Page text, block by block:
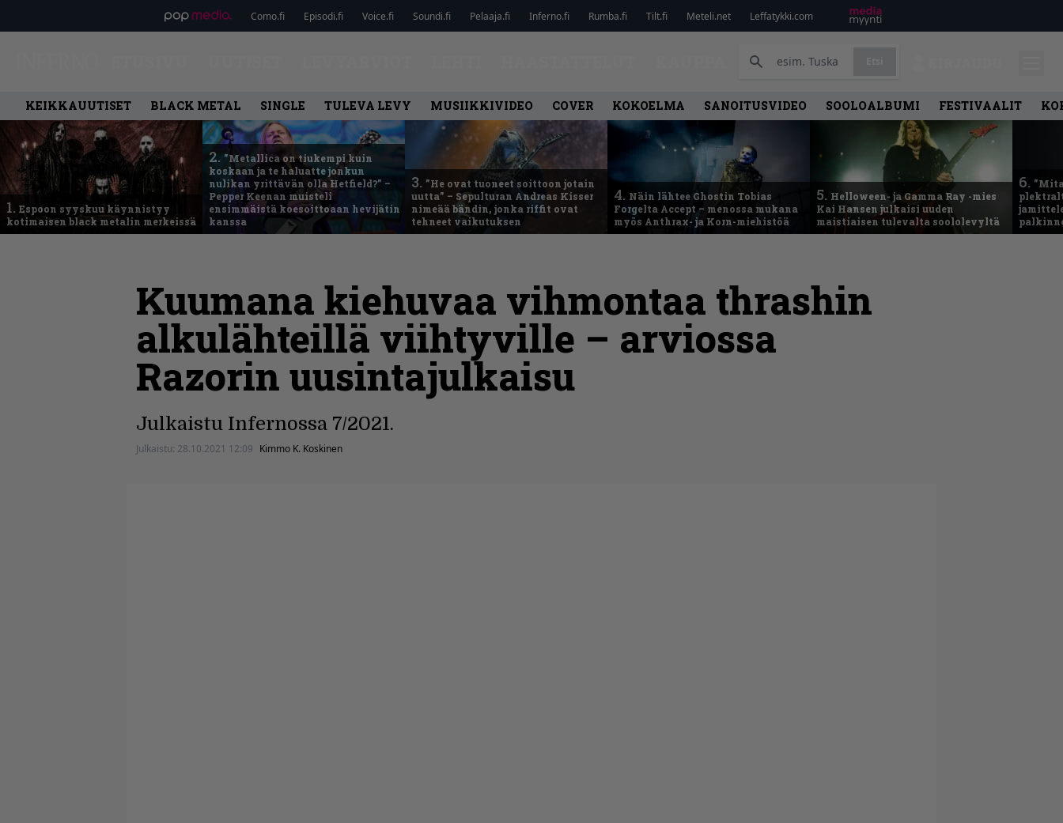
Como.fi Episodi.fi Voice.fi Soundi.fi Pelaaja.fi Inferno.fi Rumba.fi Tilt.fi Meteli.net Leffatykki.com
KEIKKAUUTISET BLACK METAL SINGLE TULEVA LEVY MUSIIKKIVIDEO COVER KOKOELMA SANOITUSVIDEO SOOLOALBUMI FESTIVAALIT
1. Espoon syyskuu käynnistyy
kotimaisen black metalin merkeissä
2. ”Metallica on tiukempi kuin
koskaan ja te haluatte jonkun
nulikan yrittävän olla Hetfield?” –
Pepper Keenan muisteli
ensimmäistä koesoittoaan hevijätin
kanssa
3. ”He ovat tuoneet soittoon jotain
uutta” – Sepulturan Andreas Kisser
nimeää bändin, jonka riffit ovat
tehneet vaikutuksen
4. Näin lähtee Ghostin Tobias
Forgelta Accept – menossa mukana
myös Anthrax- ja Korn-miehistöä
5. Helloween- ja Gamma Ray -mies
Kai Hansen julkaisi uuden
maistiaisen tulevalta soololevyltä
6.
Kuumana kiehuvaa vihmontaa thrashin
alkulähteillä viihtyville – arviossa
Razorin uusintajulkaisu
Julkaistu Infernossa 7/2021.
Julkaistu: 28.10.2021 12:09 Kimmo K. Koskinen